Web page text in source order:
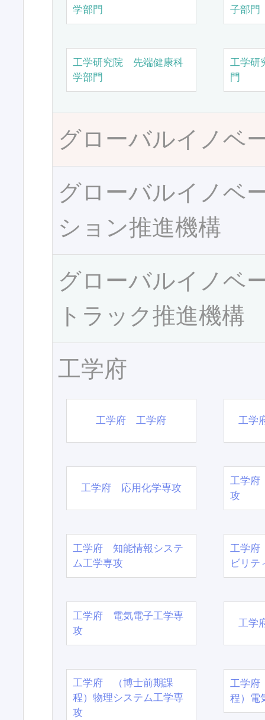
学部門
子部門
工学研究院 先端健康科
学部門
工学研
門
グローバルイノベ
グローバルイノベ
ション推進機構
グローバルイノベ
トラック推進機構
工学府
工学府 工学府 工学
工学府 応用化学専攻
工学府
攻
工学府 知能情報システ
ム工学専攻
工学府
ビリテ
工学府 電気電子工学専
攻
工学
工学府 （博士前期課
程）物理システム工学専
攻
工学
程）電